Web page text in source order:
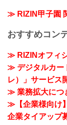
≫ RIZIN甲子園
おすすめコン
≫ RIZINオフィ
≫ デジタルカー
レ）」サービス
≫ 業務拡大につ
≫【企業様向け
企業タイアップ